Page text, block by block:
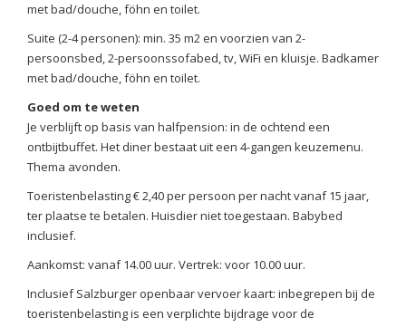
met bad/douche, föhn en toilet.
Suite (2-4 personen): min. 35 m2 en voorzien van 2-
persoonsbed, 2-persoonssofabed, tv, WiFi en kluisje. Badkamer
met bad/douche, föhn en toilet.
Goed om te weten
Je verblijft op basis van halfpension: in de ochtend een
ontbijtbuffet. Het diner bestaat uit een 4-gangen keuzemenu.
Thema avonden.
Toeristenbelasting € 2,40 per persoon per nacht vanaf 15 jaar,
ter plaatse te betalen. Huisdier niet toegestaan. Babybed
inclusief.
Aankomst: vanaf 14.00 uur. Vertrek: voor 10.00 uur.
Inclusief Salzburger openbaar vervoer kaart: inbegrepen bij de
toeristenbelasting is een verplichte bijdrage voor de